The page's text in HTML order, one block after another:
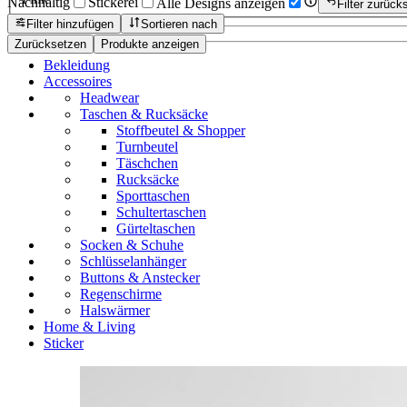
Zurücksetzen Produkte anzeigen
Filter
Filter hinzufügen
Sortieren nach
Bekleidung
Accessoires
Headwear
Taschen & Rucksäcke
Stoffbeutel & Shopper
Turnbeutel
Täschchen
Rucksäcke
Sporttaschen
Schultertaschen
Gürteltaschen
Socken & Schuhe
Schlüsselanhänger
Buttons & Anstecker
Regenschirme
Halswärmer
Home & Living
Sticker